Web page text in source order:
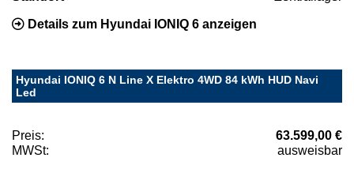
Details zum Hyundai IONIQ 6 anzeigen
Hyundai IONIQ 6 N Line X Elektro 4WD 84 kWh HUD Navi
Led
Preis:
63.599,00 €
MWSt:
ausweisbar